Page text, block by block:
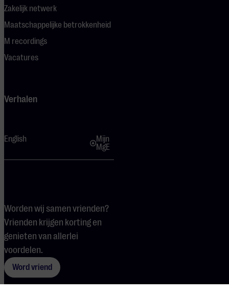
Zakelijk netwerk
Maatschappelijke betrokkenheid
M recordings
Vacatures
Verhalen
English
Mijn
MgE
Worden wij samen vrienden?
Vrienden krijgen korting en
genieten van allerlei
voordelen.
Word vriend